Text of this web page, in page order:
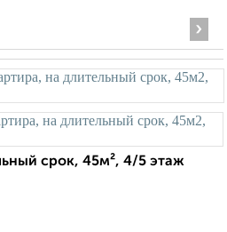
›
срок, 45м², 4/5 этаж